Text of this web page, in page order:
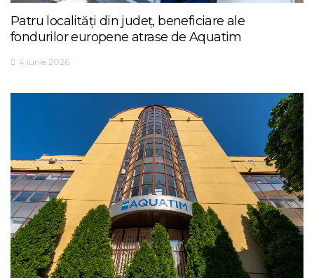
Patru localități din județ, beneficiare ale
fondurilor europene atrase de Aquatim
4 iunie 2026